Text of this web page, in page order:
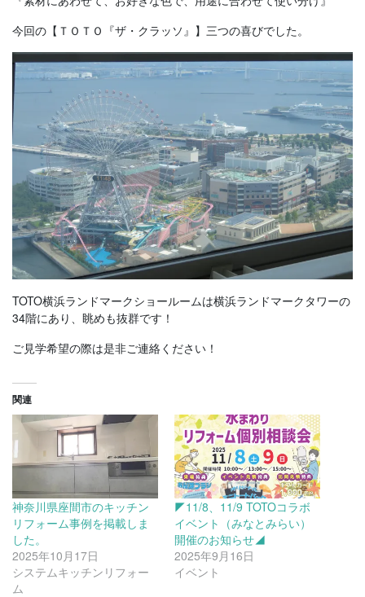
今回の【ＴＯＴＯ『ザ・クラッソ』】三つの喜びでした。
TOTO横浜ランドマークショールームは横浜ランドマークタワーの
34階にあり、眺めも抜群です！
ご見学希望の際は是非ご連絡ください！
関連
神奈川県座間市のキッチン
リフォーム事例を掲載しま
した。
2025年10月17日
システムキッチンリフォー
ム
◤11/8、11/9 TOTOコラボ
イベント（みなとみらい）
開催のお知らせ◢
2025年9月16日
イベント